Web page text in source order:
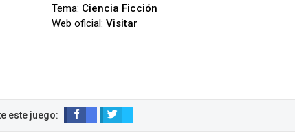
Tema: Ciencia Ficción
Web oficial:Visitar